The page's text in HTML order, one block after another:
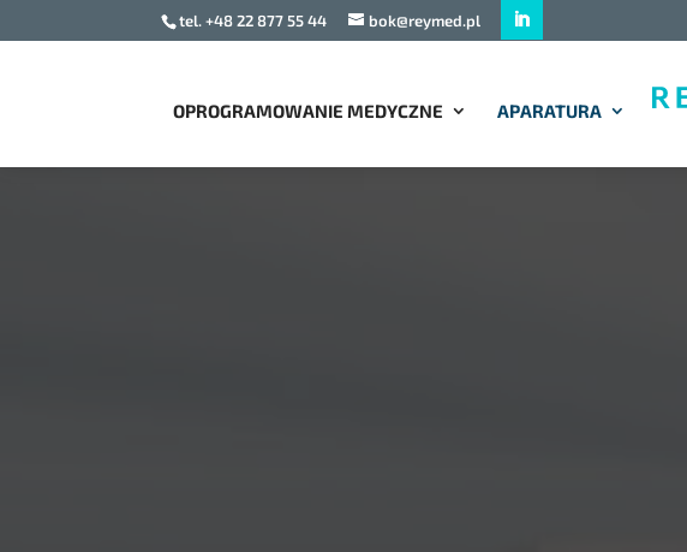
tel. +48 22 877 55 44 bok@reymed.pl
OPROGRAMOWANIE MEDYCZNE APARATURA